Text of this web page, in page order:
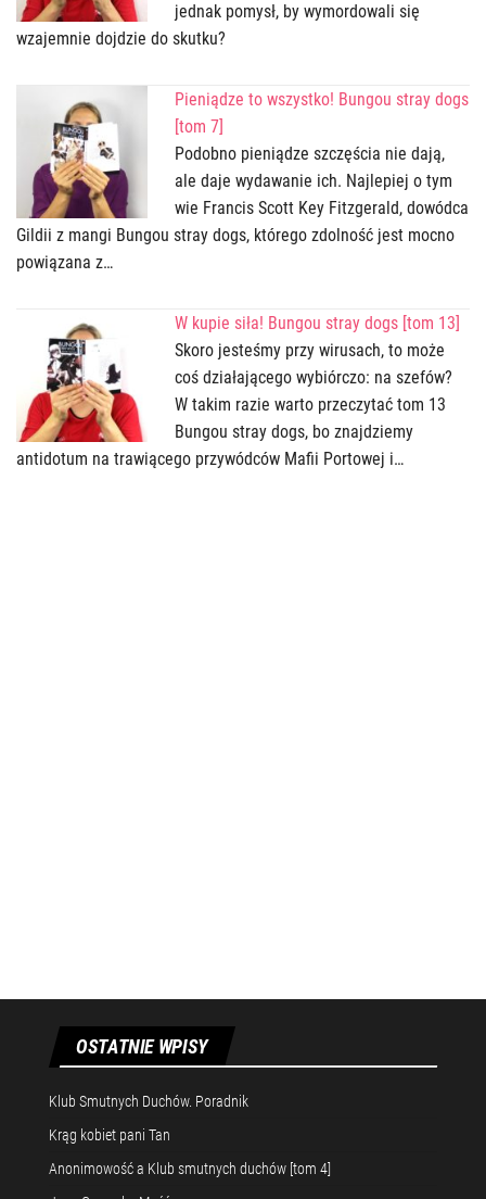
jednak pomysł, by wymordowali się
wzajemnie dojdzie do skutku?
Pieniądze to wszystko! Bungou stray dogs
[tom 7]
Podobno pieniądze szczęścia nie dają,
ale daje wydawanie ich. Najlepiej o tym
wie Francis Scott Key Fitzgerald, dowódca
Gildii z mangi Bungou stray dogs, którego zdolność jest mocno
powiązana z…
W kupie siła! Bungou stray dogs [tom 13]
Skoro jesteśmy przy wirusach, to może
coś działającego wybiórczo: na szefów?
W takim razie warto przeczytać tom 13
Bungou stray dogs, bo znajdziemy
antidotum na trawiącego przywódców Mafii Portowej i…
OSTATNIE WPISY
Klub Smutnych Duchów. Poradnik
Krąg kobiet pani Tan
Anonimowość a Klub smutnych duchów [tom 4]